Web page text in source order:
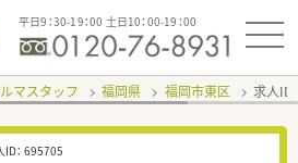
平日9：30-19：00 土日10：00-19：00
マスタッフ 福岡県 福岡市東区 求人ID
： 695705